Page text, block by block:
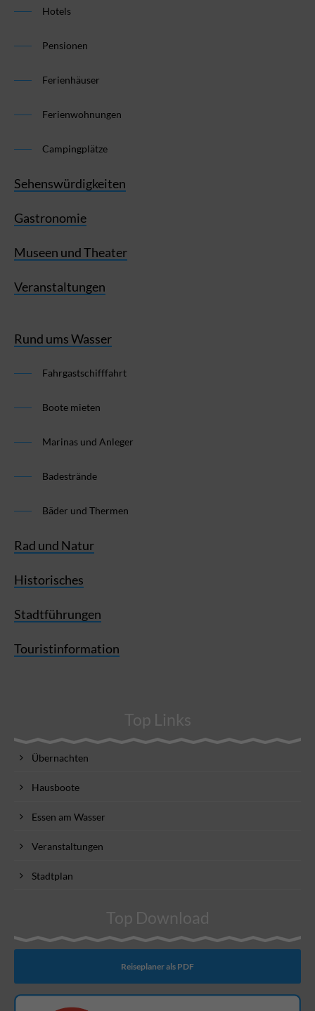
Hotels
Pensionen
Ferienhäuser
Ferienwohnungen
Campingplätze
Sehenswürdigkeiten
Gastronomie
Museen und Theater
Veranstaltungen
Rund ums Wasser
Fahrgastschifffahrt
Boote mieten
Marinas und Anleger
Badestrände
Bäder und Thermen
Rad und Natur
Historisches
Stadtführungen
Touristinformation
Top Links
Übernachten
Hausboote
Essen am Wasser
Veranstaltungen
Stadtplan
Top Download
Reiseplaner als PDF